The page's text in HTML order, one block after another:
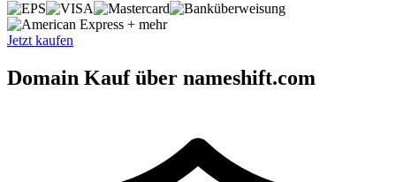
+ mehr
Jetzt kaufen
Domain Kauf über nameshift.com